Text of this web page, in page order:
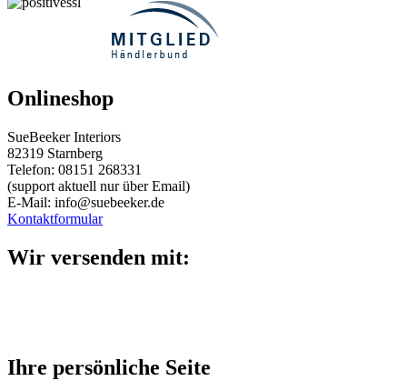
Onlineshop
SueBeeker Interiors
82319 Starnberg
Telefon: 08151 268331
(support aktuell nur über Email)
E-Mail: info@suebeeker.de
Kontaktformular
Wir versenden mit:
Ihre persönliche Seite